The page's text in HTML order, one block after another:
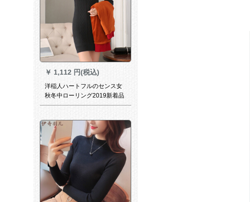
￥ 1,112 円(税込)
洋稲人ハートフルのセンス女
秋冬中ローリング2019新着品
韩国フルーチャーのセツトに
ボアM